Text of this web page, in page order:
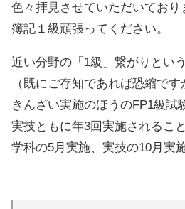
色々拝見させていただいており
簿記１級頑張ってください。
近い分野の「1級」繋がりとい
（既にご存知であれば恐縮です
きんざい実施のほうのFP1級試
実技ともに年3回実施されるこ
学科の5月実施、実技の10月実